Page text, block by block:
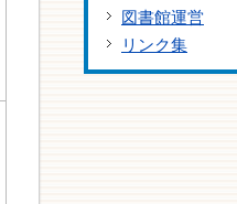
図書館運営
リンク集